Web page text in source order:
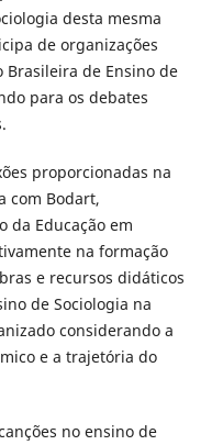
desta mesma
de organizações
Brasileira de Ensino de
para os debates
proporcionadas na
com Bodart,
da Educação em
na formação
e recursos didáticos
de Sociologia na
considerando a
e a trajetória do
no ensino de